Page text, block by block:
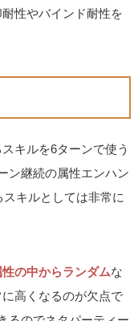
性やバインド耐性を
キルを6ターンで使う
ン継続の属性エンハン
キルとしては非常に
の中からランダムな
高くなるのが欠点で